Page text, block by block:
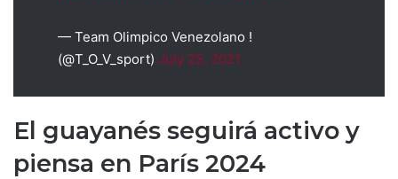
— Team Olimpico Venezolano !
(@T_O_V_sport) July 25, 2021
El guayanés seguirá activo y
piensa en París 2024